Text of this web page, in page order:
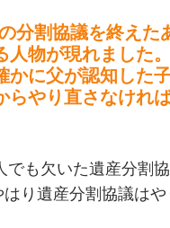
分割協議を終えた
人物が現れました
かに父が認知した子
らやり直さなけれ
でも欠いた遺産分割
り遺産分割協議は